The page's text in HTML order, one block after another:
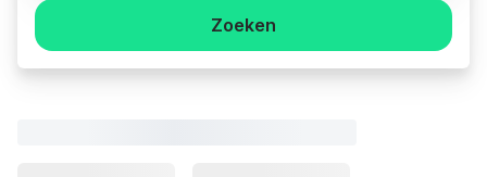
Zoeken